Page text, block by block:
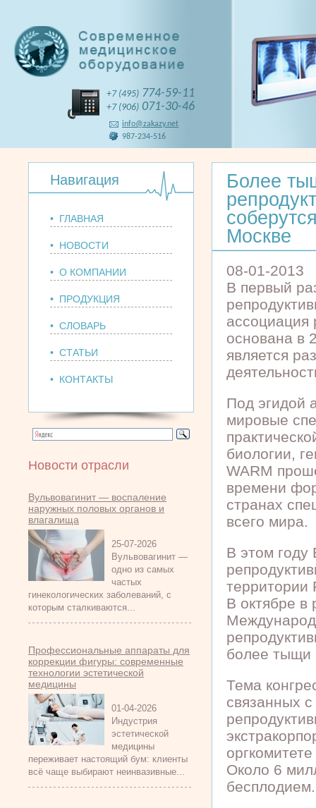
+7 (495) 774-59-11
+7 (906) 071-30-46
info@zakazy.net
987-234-516
Навигация
• ГЛАВНАЯ
• НОВОСТИ
• О КОМПАНИИ
• ПРОДУКЦИЯ
• СЛОВАРЬ
• СТАТЬИ
• КОНТАКТЫ
Новости отрасли
Вульвовагинит — воспаление
наружных половых органов и
влагалища
25-07-2026
Вульвовагинит —
одно из самых
частых
гинекологических заболеваний, с
которым сталкиваются...
Профессиональные аппараты для
коррекции фигуры: современные
технологии эстетической
медицины
01-04-2026
Индустрия
эстетической
медицины
переживает настоящий бум: клиенты
всё чаще выбирают неинвазивные...
Более
Москве
08-01-2013
В первый
ассоциация
основана в
является
Под эгидой
мировые
биологии,
WARM
времени
странах
всего мира.
В этом
территории
В октябре в
более тыщи
Тема
связанных
Около 6
бесплодием.